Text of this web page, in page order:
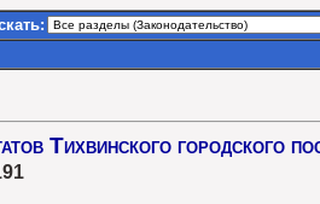
Тихвинского